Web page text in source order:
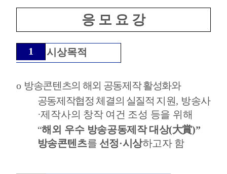
응 모 요 강
1 시상목적
o 방송콘텐츠의 해외 공동제작 활성화와
공동제작협정 체결의 실질적 지원, 방송사
·제작사의 창작 여건 조성 등을 위해
“해외 우수 방송공동제작 대상(大賞)”
방송콘텐츠를 선정·시상하고자 함